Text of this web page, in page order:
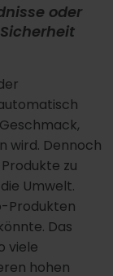
oder
wird. Dennoch
zu
Umwelt.
Produkten
Das
viele
hohen